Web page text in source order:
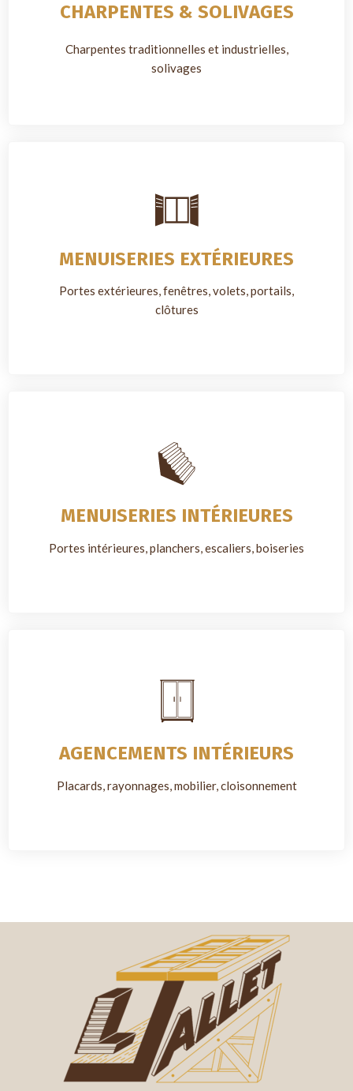
CHARPENTES & SOLIVAGES
Charpentes traditionnelles et industrielles,
solivages
MENUISERIES EXTÉRIEURES
Portes extérieures, fenêtres, volets, portails,
clôtures
MENUISERIES INTÉRIEURES
Portes intérieures, planchers, escaliers, boiseries
AGENCEMENTS INTÉRIEURS
Placards, rayonnages, mobilier, cloisonnement